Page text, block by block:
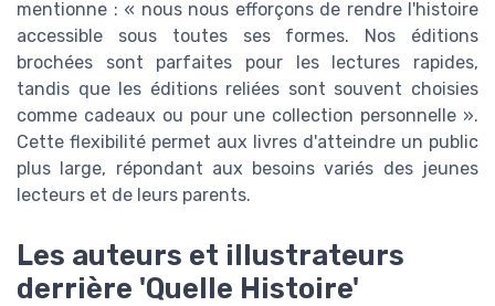
mentionne : « nous nous efforçons de rendre l'histoire
accessible sous toutes ses formes. Nos éditions
brochées sont parfaites pour les lectures rapides,
tandis que les éditions reliées sont souvent choisies
comme cadeaux ou pour une collection personnelle ».
Cette flexibilité permet aux livres d'atteindre un public
plus large, répondant aux besoins variés des jeunes
lecteurs et de leurs parents.
Les auteurs et illustrateurs
derrière 'Quelle Histoire'